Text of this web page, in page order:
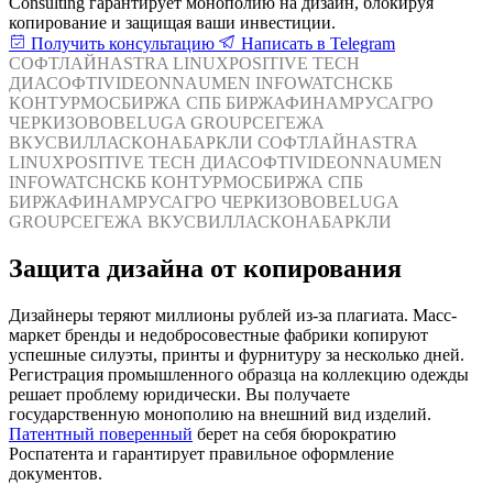
копирование и защищая ваши инвестиции.
Получить консультацию
Написать в Telegram
СОФТЛАЙНASTRA LINUXPOSITIVE TECH
ДИАСОФТIVIDEONNAUMEN INFOWATCHСКБ
КОНТУРМОСБИРЖА СПБ БИРЖАФИНАМРУСАГРО
ЧЕРКИЗОВОBELUGA GROUPСЕГЕЖА
ВКУСВИЛЛАСКОНАБАРКЛИ СОФТЛАЙНASTRA
LINUXPOSITIVE TECH ДИАСОФТIVIDEONNAUMEN
INFOWATCHСКБ КОНТУРМОСБИРЖА СПБ
БИРЖАФИНАМРУСАГРО ЧЕРКИЗОВОBELUGA
GROUPСЕГЕЖА ВКУСВИЛЛАСКОНАБАРКЛИ
Защита дизайна от копирования
Дизайнеры теряют миллионы рублей из-за плагиата. Масс-
маркет бренды и недобросовестные фабрики копируют
успешные силуэты, принты и фурнитуру за несколько дней.
Регистрация промышленного образца на коллекцию одежды
решает проблему юридически. Вы получаете
государственную монополию на внешний вид изделий.
Патентный поверенный берет на себя бюрократию
Роспатента и гарантирует правильное оформление
документов.